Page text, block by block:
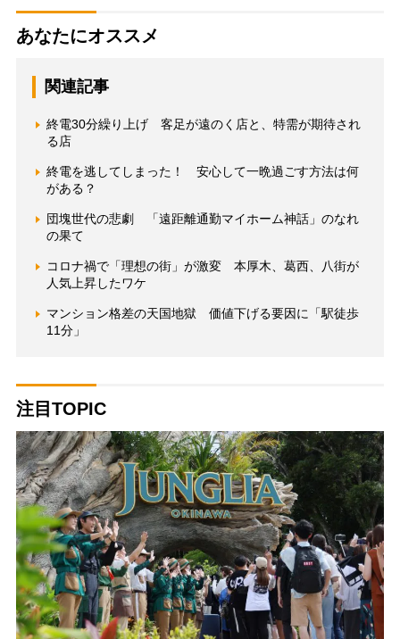
あなたにオススメ
関連記事
終電30分繰り上げ 客足が遠のく店と、特需が期待され
る店
終電を逃してしまった！ 安心して一晩過ごす方法は何
がある？
団塊世代の悲劇 「遠距離通勤マイホーム神話」のなれ
の果て
コロナ禍で「理想の街」が激変 本厚木、葛西、八街が
人気上昇したワケ
マンション格差の天国地獄 価値下げる要因に「駅徒歩
11分」
注目TOPIC